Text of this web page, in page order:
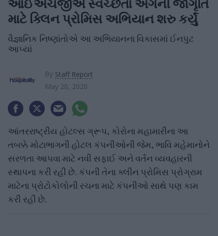
માટે ક્લિન પ્રોમિસ અભિયાન શરુ કર્યું
વૈજ્ઞાનિક નિષ્ણાંતોએ આ અભિયાનના વિકાસમાં ઈનપુટ
આપ્યાં
By Staff Report
May 20, 2020
આંતરરાષ્ટ્રીય હોટલ્સ ગ્રૂપ, કોરોના મહામારીના આ
તબક્કે મોટાભાગની હોટલ કંપનીઓની જેમ, ભાવિ મહેમાનોને
સરળતા આપવા માટે નવી સફાઈ અને વર્તન વ્યવહારની
સ્થાપના કરી રહી છે. કંપની તેના ક્લીન પ્રોમિસ પ્રોગ્રામ
માટેના પ્રોટોકોલોની રચના માટે કંપનીઓ સાથે પણ કામ
કરી રહી છે.